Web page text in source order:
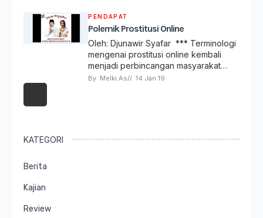
PENDAPAT
Polemik Prostitusi Online
Oleh: Djunawir Syafar *** Terminologi
mengenai prostitusi online kembali
menjadi perbincangan masyarakat…
By Melki As// 14 Jan 19
KATEGORI
Berita
Kajian
Review